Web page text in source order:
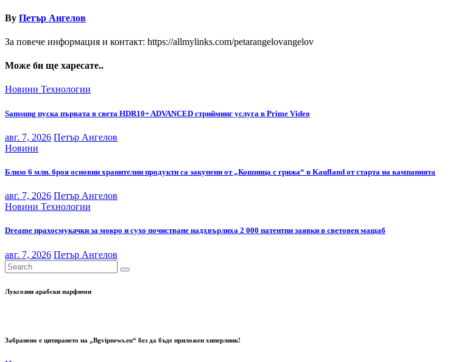
By Петър Ангелов
За повече информация и контакт: https://allmylinks.com/petarangelovangelov
Може би ще харесате..
Новини Технологии
Samsung пуска първата в света HDR10+ ADVANCED стрийминг услуга в Prime Video
авг. 7, 2026 Петър Ангелов
Новини
Близо 6 млн. броя основни хранителни продукти са закупени от „Кошница с грижа“ в Kaufland от старта на кампанията
авг. 7, 2026 Петър Ангелов
Новини Технологии
Dreame прахосмукачки за мокро и сухо почистване надхвърлиха 2 000 патентни заявки в световен мащаб
авг. 7, 2026 Петър Ангелов
Луксозни арабски парфюми
Забранено е цитирането на „Bgvipnews.eu“ без да бъде приложен хиперлинк!